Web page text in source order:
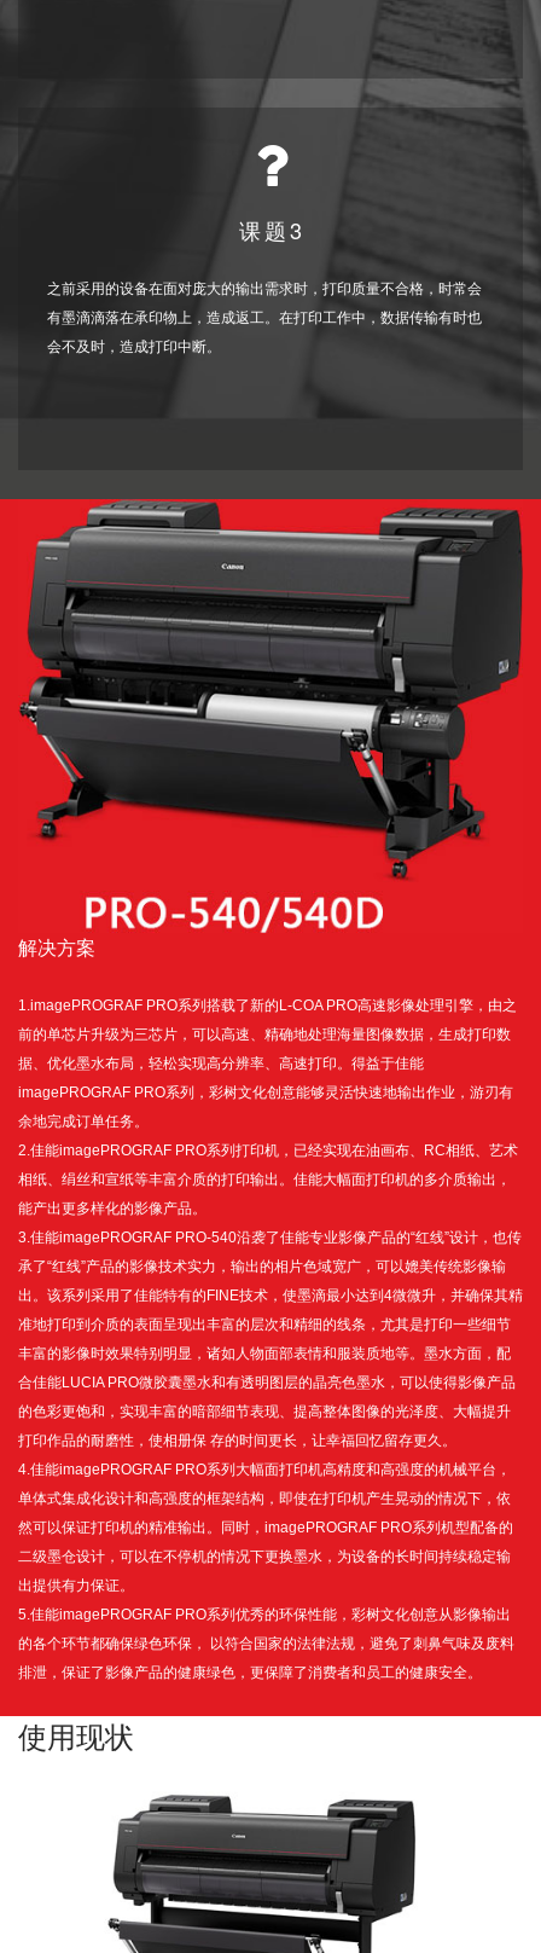
课题3
之前采用的设备在面对庞大的输出需求时，打印质量不合格，时常会
有墨滴滴落在承印物上，造成返工。在打印工作中，数据传输有时也
会不及时，造成打印中断。
解决方案
1.imagePROGRAF PRO系列搭载了新的L-COA PRO高速影像处理引擎，由之
前的单芯片升级为三芯片，可以高速、精确地处理海量图像数据，生成打印数
据、优化墨水布局，轻松实现高分辨率、高速打印。得益于佳能
imagePROGRAF PRO系列，彩树文化创意能够灵活快速地输出作业，游刃有
余地完成订单任务。
2.佳能imagePROGRAF PRO系列打印机，已经实现在油画布、RC相纸、艺术
相纸、绢丝和宣纸等丰富介质的打印输出。佳能大幅面打印机的多介质输出，
能产出更多样化的影像产品。
3.佳能imagePROGRAF PRO-540沿袭了佳能专业影像产品的“红线”设计，也传
承了“红线”产品的影像技术实力，输出的相片色域宽广，可以媲美传统影像输
出。该系列采用了佳能特有的FINE技术，使墨滴最小达到4微微升，并确保其精
准地打印到介质的表面呈现出丰富的层次和精细的线条，尤其是打印一些细节
丰富的影像时效果特别明显，诸如人物面部表情和服装质地等。墨水方面，配
合佳能LUCIA PRO微胶囊墨水和有透明图层的晶亮色墨水，可以使得影像产品
的色彩更饱和，实现丰富的暗部细节表现、提高整体图像的光泽度、大幅提升
打印作品的耐磨性，使相册保 存的时间更长，让幸福回忆留存更久。
4.佳能imagePROGRAF PRO系列大幅面打印机高精度和高强度的机械平台，
单体式集成化设计和高强度的框架结构，即使在打印机产生晃动的情况下，依
然可以保证打印机的精准输出。同时，imagePROGRAF PRO系列机型配备的
二级墨仓设计，可以在不停机的情况下更换墨水，为设备的长时间持续稳定输
出提供有力保证。
5.佳能imagePROGRAF PRO系列优秀的环保性能，彩树文化创意从影像输出
的各个环节都确保绿色环保， 以符合国家的法律法规，避免了刺鼻气味及废料
排泄，保证了影像产品的健康绿色，更保障了消费者和员工的健康安全。
使用现状